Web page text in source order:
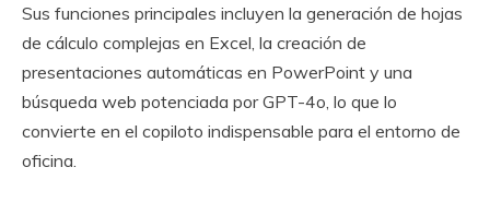
Sus funciones principales incluyen la generación de hojas
de cálculo complejas en Excel, la creación de
presentaciones automáticas en PowerPoint y una
búsqueda web potenciada por GPT-4o, lo que lo
convierte en el copiloto indispensable para el entorno de
oficina.